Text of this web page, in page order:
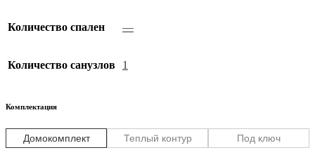
Количество спален —
Количество санузлов 1
Комплектация
Домокомплект Теплый контур Под ключ